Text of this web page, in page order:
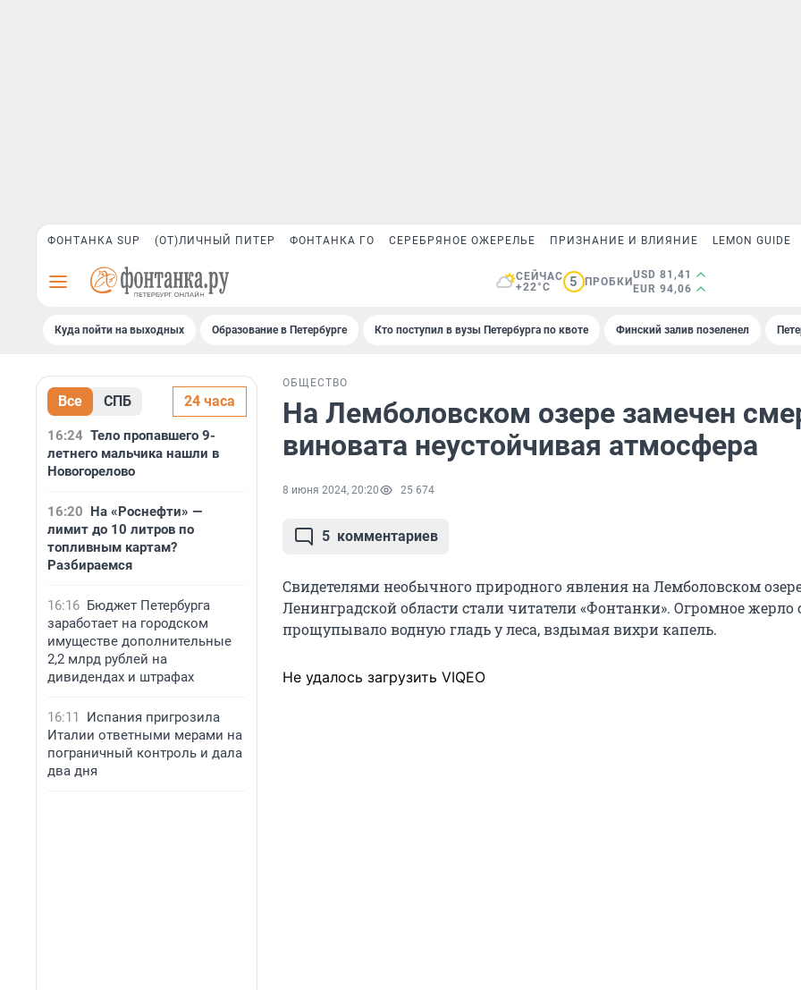
ФОНТАНКА SUP (ОТ)ЛИЧНЫЙ ПИТЕР ФОНТАНКА ГО СЕРЕБРЯНОЕ ОЖЕРЕЛЬЕ ПРИЗНАНИЕ И ВЛИЯНИЕ LEMON GUIDE
СЕЙЧАС
+22°C
5 ПРОБКИ
USD 81,41
EUR 94,06
Куда пойти на выходных Образование в Петербурге Кто поступил в вузы Петербурга по квоте Финский залив позеленел
Все СПБ 24 часа
16:24 Тело пропавшего 9-
летнего мальчика нашли в
Новогорелово
16:20 На «Роснефти» —
лимит до 10 литров по
топливным картам?
Разбираемся
16:16 Бюджет Петербурга
заработает на городском
имуществе дополнительные
2,2 млрд рублей на
дивидендах и штрафах
16:11
Испания пригрозила
Италии ответными мерами на
пограничный контроль и дала
два дня
ОБЩЕСТВО
На Лемболовском озере замечен
виновата неустойчивая атмосфера
8 июня 2024, 20:20 25 674
5 комментариев
Свидетелями необычного природного явления на Лемболовском
Ленинградской области стали читатели «Фонтанки». Огромное жерло
прощупывало водную гладь у леса, вздымая вихри капель.
Не удалось загрузить VIQEO